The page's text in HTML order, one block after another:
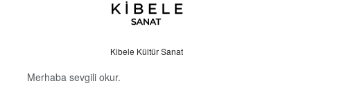
Kibele Kültür Sanat
Merhaba sevgili okur.